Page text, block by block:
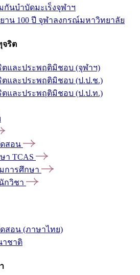
นบำบัดมะเร็งจุฬาฯ
าน 100 ปี จุฬาลงกรณ์มหาวิทยาลัย
จริต
ตและประพฤติมิชอบ (จุฬาฯ)
ตและประพฤติมิชอบ (ป.ป.ช.)
ตและประพฤติมิชอบ (ป.ป.ท.)
สอน
า TCAS
การศึกษา
กวิชา
สอน (ภาษาไทย)
าชาติ